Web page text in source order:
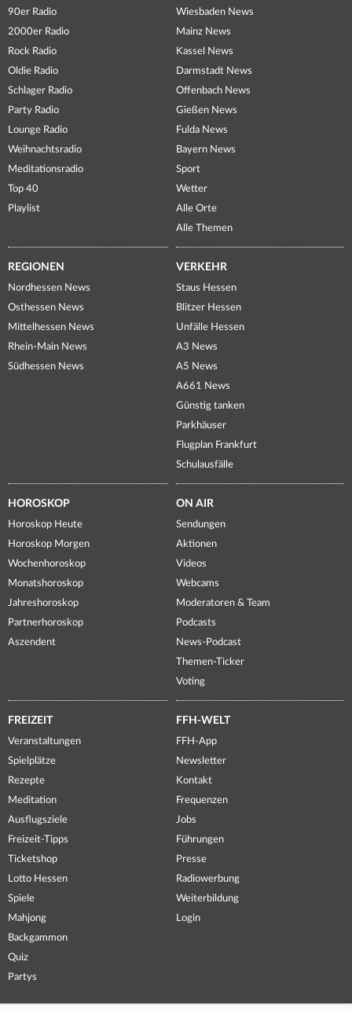
90er Radio
2000er Radio
Rock Radio
Oldie Radio
Schlager Radio
Party Radio
Lounge Radio
Weihnachtsradio
Meditationsradio
Top 40
Playlist
Wiesbaden News
Mainz News
Kassel News
Darmstadt News
Offenbach News
Gießen News
Fulda News
Bayern News
Sport
Wetter
Alle Orte
Alle Themen
REGIONEN
Nordhessen News
Osthessen News
Mittelhessen News
Rhein-Main News
Südhessen News
VERKEHR
Staus Hessen
Blitzer Hessen
Unfälle Hessen
A3 News
A5 News
A661 News
Günstig tanken
Parkhäuser
Flugplan Frankfurt
Schulausfälle
HOROSKOP
Horoskop Heute
Horoskop Morgen
Wochenhoroskop
Monatshoroskop
Jahreshoroskop
Partnerhoroskop
Aszendent
ON AIR
Sendungen
Aktionen
Videos
Webcams
Moderatoren & Team
Podcasts
News-Podcast
Themen-Ticker
Voting
FREIZEIT
Veranstaltungen
Spielplätze
Rezepte
Meditation
Ausflugsziele
Freizeit-Tipps
Ticketshop
Lotto Hessen
Spiele
Mahjong
Backgammon
Quiz
Partys
FFH-WELT
FFH-App
Newsletter
Kontakt
Frequenzen
Jobs
Führungen
Presse
Radiowerbung
Weiterbildung
Login